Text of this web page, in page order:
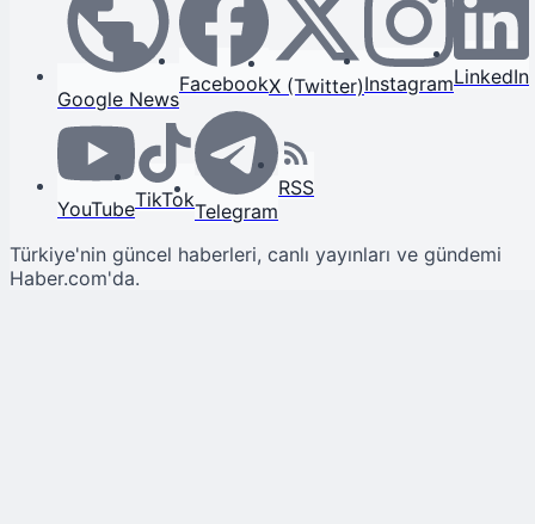
Google News
FacebookX (Twitter)InstagramLinkedIn
YouTubeTikTokTelegram
RSS
Türkiye'nin güncel haberleri, canlı yayınları ve gündemi
Haber.com'da.